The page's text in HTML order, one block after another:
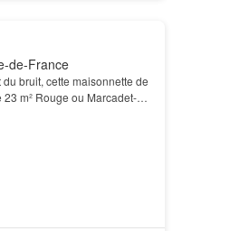
de-France
bruit, cette maisonnette de
m² Rouge ou Marcadet-